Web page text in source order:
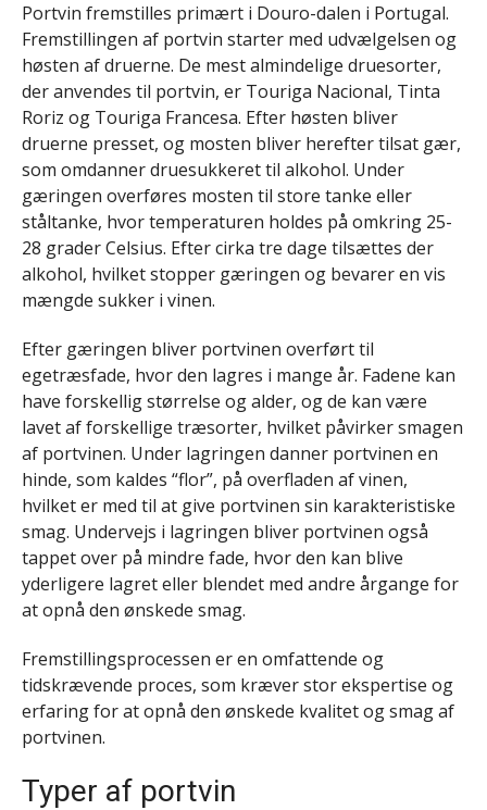
Portvin fremstilles primært i Douro-dalen i Portugal.
Fremstillingen af portvin starter med udvælgelsen og
høsten af druerne. De mest almindelige druesorter,
der anvendes til portvin, er Touriga Nacional, Tinta
Roriz og Touriga Francesa. Efter høsten bliver
druerne presset, og mosten bliver herefter tilsat gær,
som omdanner druesukkeret til alkohol. Under
gæringen overføres mosten til store tanke eller
ståltanke, hvor temperaturen holdes på omkring 25-
28 grader Celsius. Efter cirka tre dage tilsættes der
alkohol, hvilket stopper gæringen og bevarer en vis
mængde sukker i vinen.
Efter gæringen bliver portvinen overført til
egetræsfade, hvor den lagres i mange år. Fadene kan
have forskellig størrelse og alder, og de kan være
lavet af forskellige træsorter, hvilket påvirker smagen
af portvinen. Under lagringen danner portvinen en
hinde, som kaldes “flor”, på overfladen af vinen,
hvilket er med til at give portvinen sin karakteristiske
smag. Undervejs i lagringen bliver portvinen også
tappet over på mindre fade, hvor den kan blive
yderligere lagret eller blendet med andre årgange for
at opnå den ønskede smag.
Fremstillingsprocessen er en omfattende og
tidskrævende proces, som kræver stor ekspertise og
erfaring for at opnå den ønskede kvalitet og smag af
portvinen.
Typer af portvin